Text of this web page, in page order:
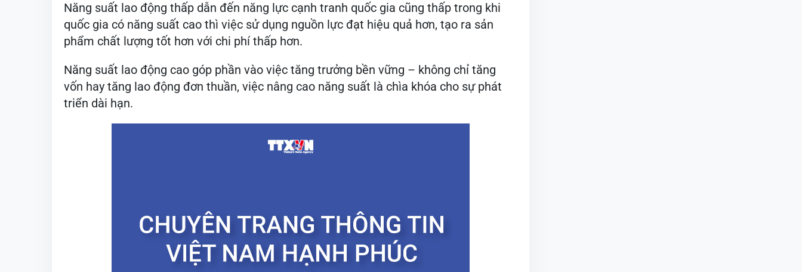
Năng suất lao động thấp dẫn đến năng lực cạnh tranh quốc gia cũng thấp trong khi
quốc gia có năng suất cao thì việc sử dụng nguồn lực đạt hiệu quả hơn, tạo ra sản
phẩm chất lượng tốt hơn với chi phí thấp hơn.
Năng suất lao động cao góp phần vào việc tăng trưởng bền vững – không chỉ tăng
vốn hay tăng lao động đơn thuần, việc nâng cao năng suất là chìa khóa cho sự phát
triển dài hạn.